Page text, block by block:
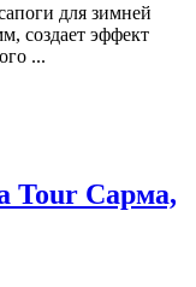
для зимней
создает эффект
...
Tour Сарма,